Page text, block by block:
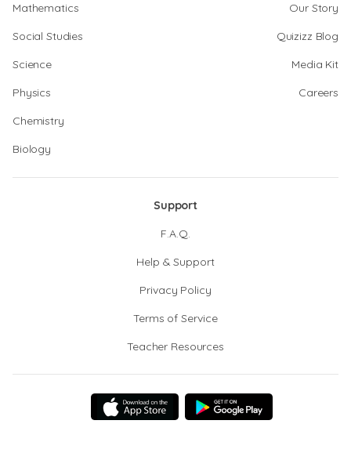
Mathematics
Social Studies
Science
Physics
Chemistry
Biology
Our Story
Quizizz Blog
Media Kit
Careers
Support
F.A.Q.
Help & Support
Privacy Policy
Terms of Service
Teacher Resources